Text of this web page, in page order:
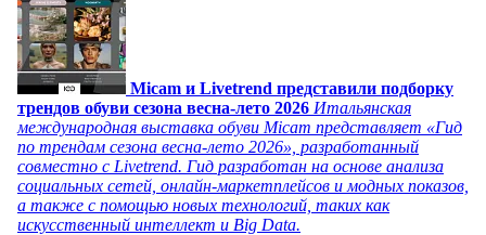
Micam и Livetrend представили подборку
трендов обуви сезона весна-лето 2026 Итальянская
международная выставка обуви Micam представляет «Гид
по трендам сезона весна-лето 2026», разработанный
совместно с Livetrend. Гид разработан на основе анализа
социальных сетей, онлайн-маркетплейсов и модных показов,
а также с помощью новых технологий, таких как
искусственный интеллект и Big Data.